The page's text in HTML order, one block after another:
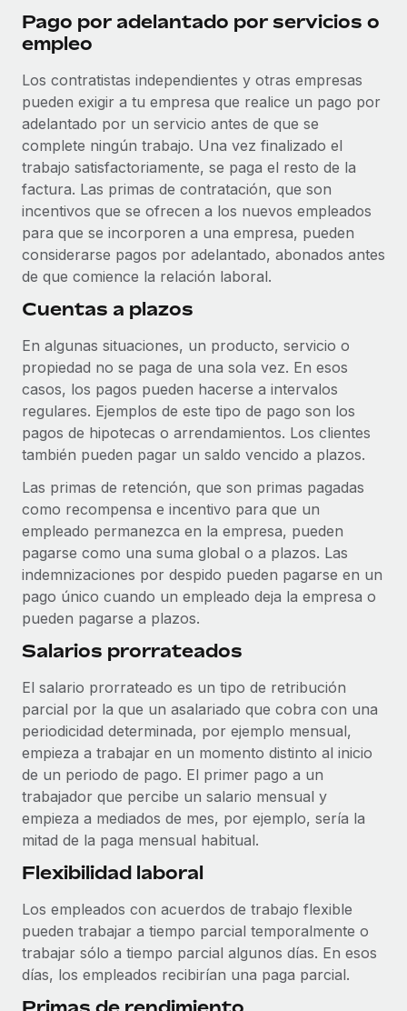
Gestiona las prestaciones de los empleados sin
complicaciones.
Más información
Pento se convierte en un empleador equitativo
con Remote
Gestionar las nóminas internamente es complicado. Tardas
semanas en hacerlo manualmente y, al mes...
Más información
Pago por adelantado por servicios o
empleo
Los contratistas independientes y otras empresas
pueden exigir a tu empresa que realice un pago por
adelantado por un servicio antes de que se
complete ningún trabajo. Una vez finalizado el
trabajo satisfactoriamente, se paga el resto de la
factura. Las primas de contratación, que son
incentivos que se ofrecen a los nuevos empleados
para que se incorporen a una empresa, pueden
considerarse pagos por adelantado, abonados antes
de que comience la relación laboral.
Cuentas a plazos
En algunas situaciones, un producto, servicio o
propiedad no se paga de una sola vez. En esos
casos, los pagos pueden hacerse a intervalos
regulares. Ejemplos de este tipo de pago son los
pagos de hipotecas o arrendamientos. Los clientes
también pueden pagar un saldo vencido a plazos.
Las primas de retención, que son primas pagadas
como recompensa e incentivo para que un
empleado permanezca en la empresa, pueden
pagarse como una suma global o a plazos. Las
indemnizaciones por despido pueden pagarse en un
pago único cuando un empleado deja la empresa o
pueden pagarse a plazos.
Salarios prorrateados
El salario prorrateado es un tipo de retribución
parcial por la que un asalariado que cobra con una
periodicidad determinada, por ejemplo mensual,
empieza a trabajar en un momento distinto al inicio
de un periodo de pago. El primer pago a un
trabajador que percibe un salario mensual y
empieza a mediados de mes, por ejemplo, sería la
mitad de la paga mensual habitual.
Flexibilidad laboral
Los empleados con acuerdos de trabajo flexible
pueden trabajar a tiempo parcial temporalmente o
trabajar sólo a tiempo parcial algunos días. En esos
días, los empleados recibirían una paga parcial.